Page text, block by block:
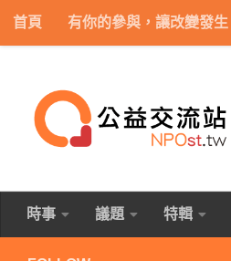
Skip to content
首頁 有你的參與，讓改變發生
時事 議題 特輯